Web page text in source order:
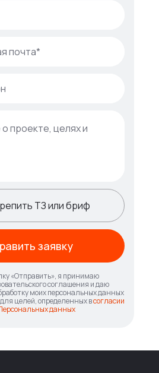
ТЗ или бриф
«Отправить», я принимаю
соглашения и даю
моих персональных данных
целей, определенных всогласии
данных
заявку